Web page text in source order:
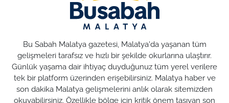
Bu Sabah Malatya gazetesi, Malatya'da yaşanan tüm
gelişmeleri tarafsız ve hızlı bir şekilde okurlarına ulaştırır.
Günlük yaşama dair ihtiyaç duyduğunuz tüm yerel verilere
tek bir platform üzerinden erişebilirsiniz. Malatya haber ve
son dakika Malatya gelişmelerini anlık olarak sitemizden
okuyabilirsiniz. Özellikle bölge için kritik önem taşıyan son